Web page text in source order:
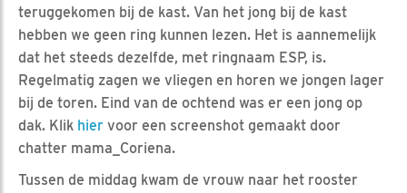
teruggekomen bij de kast. Van het jong bij de kast
hebben we geen ring kunnen lezen. Het is aannemelijk
dat het steeds dezelfde, met ringnaam ESP, is.
Regelmatig zagen we vliegen en horen we jongen lager
bij de toren. Eind van de ochtend was er een jong op
dak. Klik hier voor een screenshot gemaakt door
chatter mama_Coriena.
Tussen de middag kwam de vrouw naar het rooster